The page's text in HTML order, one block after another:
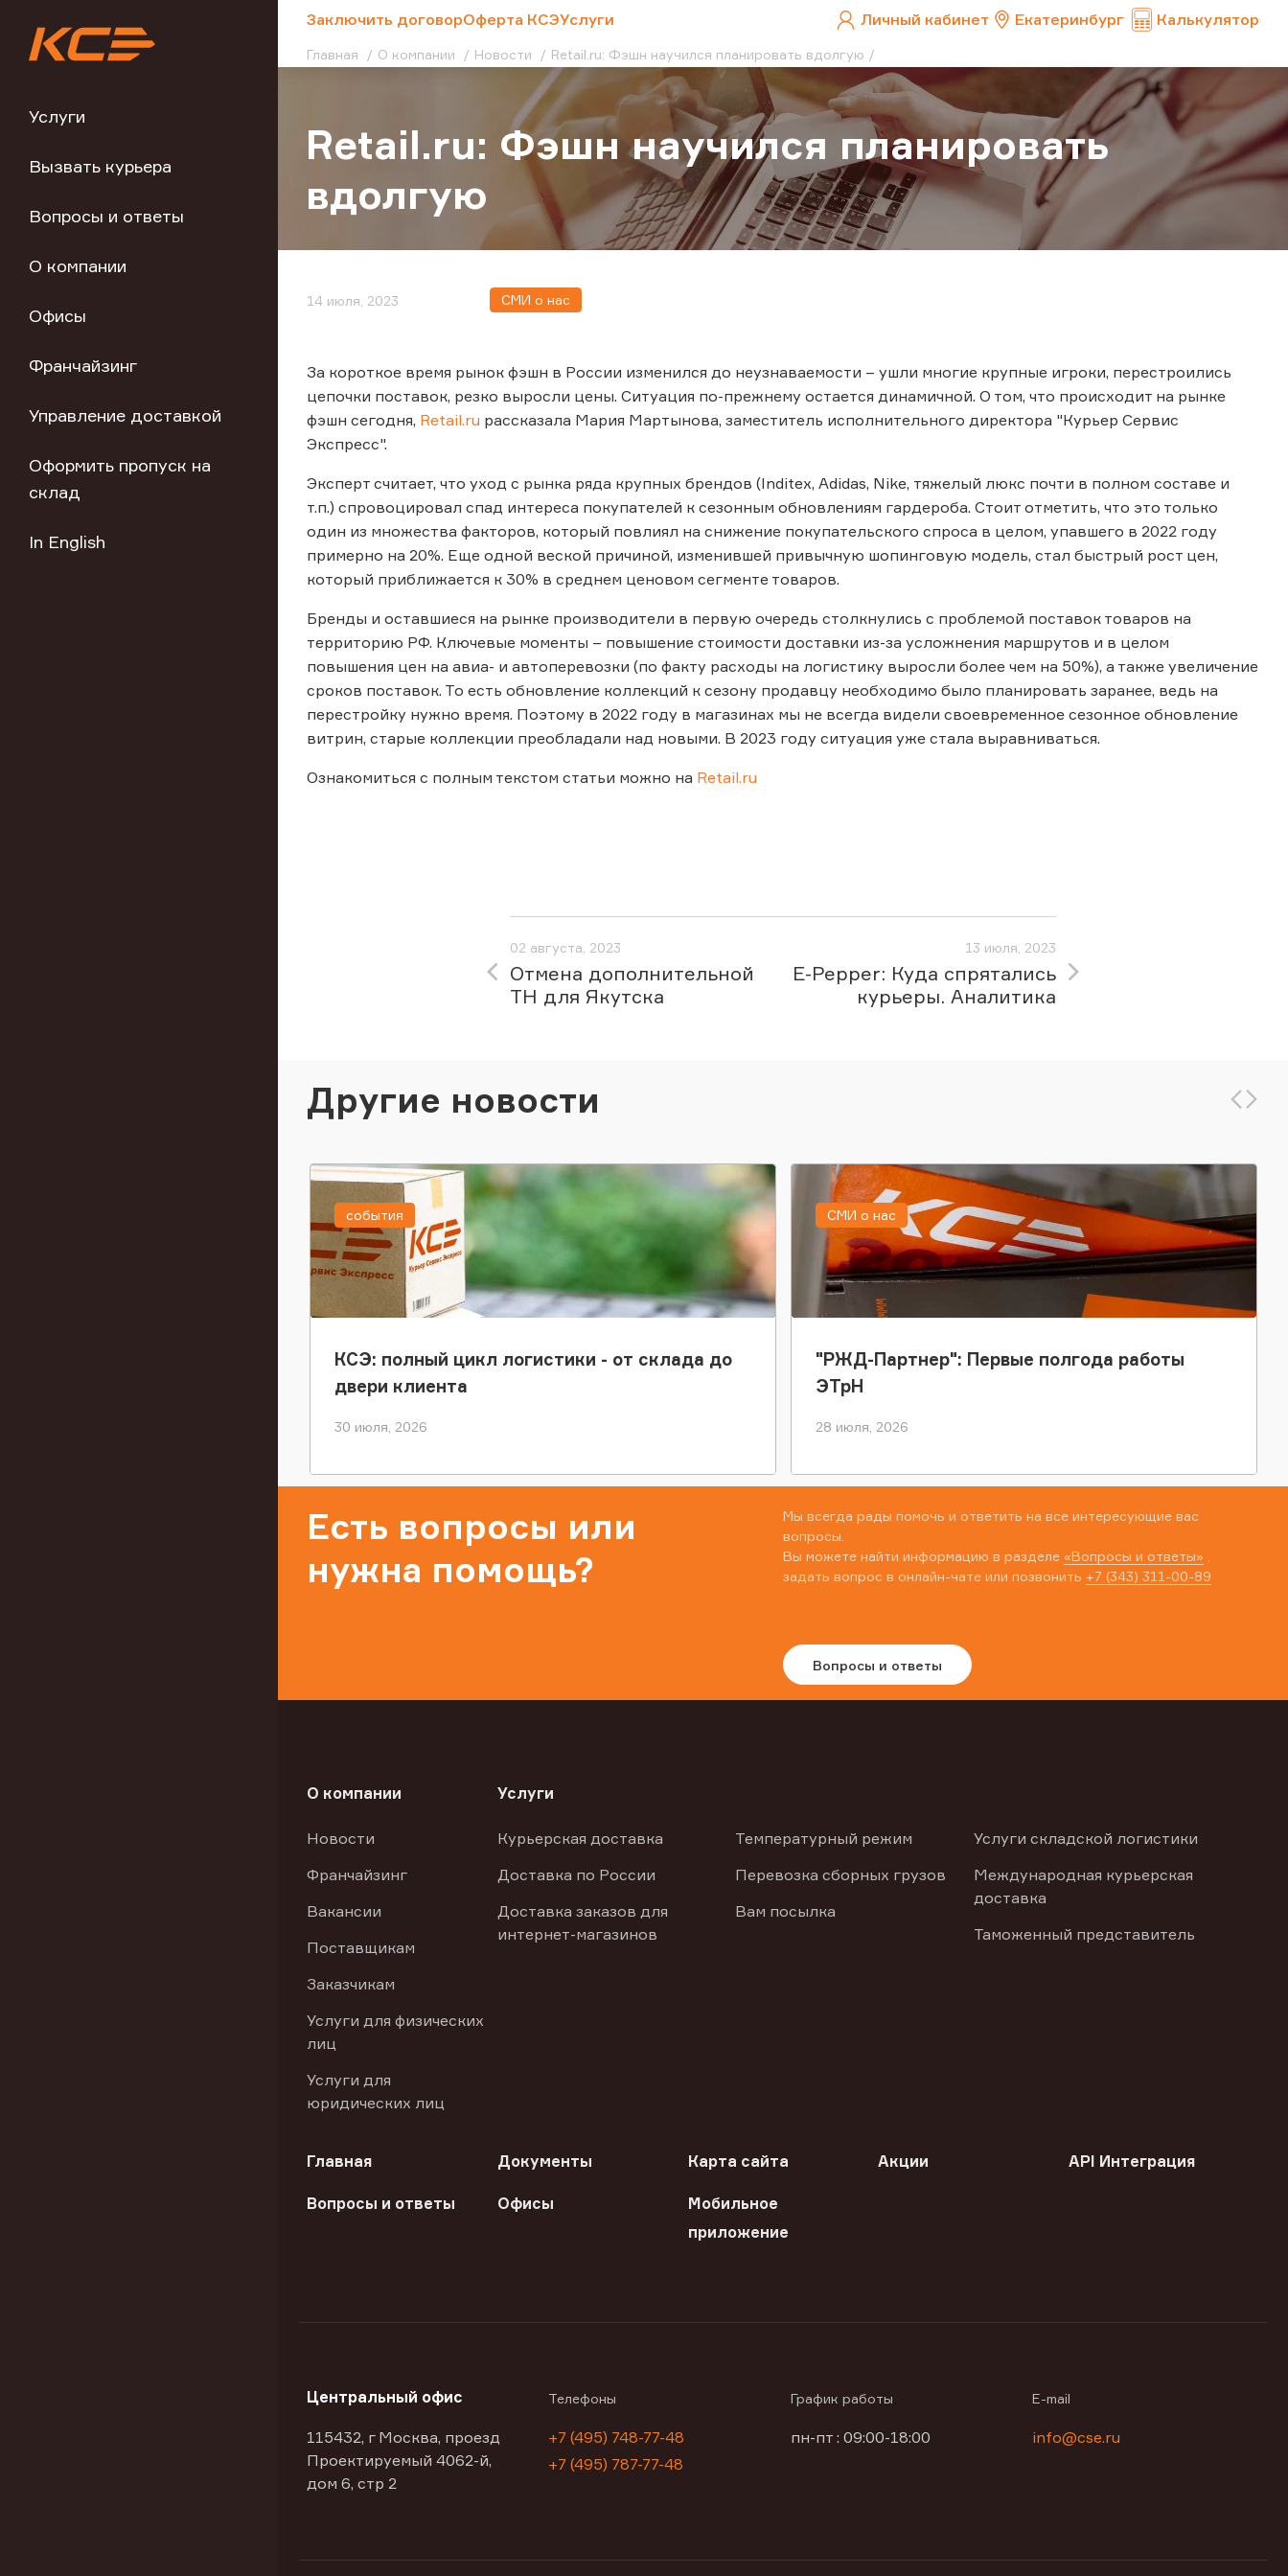
Услуги
Вызвать курьера
Вопросы и ответы
О компании
Офисы
Франчайзинг
Управление доставкой
Оформить пропуск на
склад
In English
Заключить договорОферта КСЭУслуги Личный кабинет Екатеринбург Калькулятор
Главная О компании Новости Retail.ru: Фэшн научился планировать вдолгую
Retail.ru: Фэшн научился планировать
вдолгую
14 июля, 2023 СМИ о нас
За короткое время рынок фэшн в России изменился до неузнаваемости – ушли многие крупные игроки, перестроились
цепочки поставок, резко выросли цены. Cитуация по-прежнему остается динамичной. О том, что происходит на рынке
фэшн сегодня, Retail.ru рассказала Мария Мартынова, заместитель исполнительного директора "Курьер Сервис
Экспресс".
Эксперт считает, что уход с рынка ряда крупных брендов (Inditex, Adidas, Nike, тяжелый люкс почти в полном составе и
т.п.) спровоцировал спад интереса покупателей к сезонным обновлениям гардероба. Стоит отметить, что это только
один из множества факторов, который повлиял на снижение покупательского спроса в целом, упавшего в 2022 году
примерно на 20%. Еще одной веской причиной, изменившей привычную шопинговую модель, стал быстрый рост цен,
который приближается к 30% в среднем ценовом сегменте товаров.
Бренды и оставшиеся на рынке производители в первую очередь столкнулись с проблемой поставок товаров на
территорию РФ. Ключевые моменты – повышение стоимости доставки из-за усложнения маршрутов и в целом
повышения цен на авиа- и автоперевозки (по факту расходы на логистику выросли более чем на 50%), а также увеличение
сроков поставок. То есть обновление коллекций к сезону продавцу необходимо было планировать заранее, ведь на
перестройку нужно время. Поэтому в 2022 году в магазинах мы не всегда видели своевременное сезонное обновление
витрин, старые коллекции преобладали над новыми. В 2023 году ситуация уже стала выравниваться.
Ознакомиться с полным текстом статьи можно на Retail.ru
02 августа, 2023
Отмена дополнительной
ТН для Якутска
13 июля, 2023
E-Pepper: Куда спрятались
курьеры. Аналитика
Другие новости
КСЭ: полный цикл логистики - от склада до
двери клиента
30 июля, 2026
события
"РЖД-Партнер": Первые полгода работы
ЭТрН
28 июля, 2026
СМИ о нас
Есть вопросы или
нужна помощь?
Мы всегда рады помочь и ответить на все интересующие вас
вопросы.
Вы можете найти информацию в разделе «Вопросы и ответы»
задать вопрос в онлайн-чате или позвонить +7 (343) 311-00-89
Вопросы и ответы
О компании
Новости
Франчайзинг
Вакансии
Поставщикам
Заказчикам
Услуги для физических
лиц
Услуги для
юридических лиц
Услуги
Курьерская доставка
Доставка по России
Доставка заказов для
интернет-магазинов
Температурный режим
Перевозка сборных грузов
Вам посылка
Услуги складской логистики
Международная курьерская
доставка
Таможенный представитель
Главная Документы Карта сайта Акции API Интеграция
Вопросы и ответы Офисы
Мобильное
приложение
Центральный офис
115432, г Москва, проезд
Проектируемый 4062-й,
дом 6, стр 2
Телефоны
+7 (495) 748-77-48
+7 (495) 787-77-48
График работы
пн-пт : 09:00-18:00
E-mail
info@cse.ru